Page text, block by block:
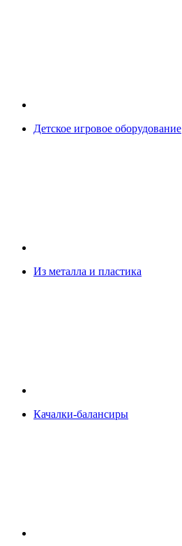
Детское игровое оборудование
Из металла и пластика
Качалки-балансиры